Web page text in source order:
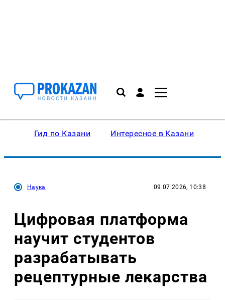
Гид по Казани Интересное в Казани
Наука 09.07.2026, 10:38
Цифровая платформа
научит студентов
разрабатывать
рецептурные лекарства